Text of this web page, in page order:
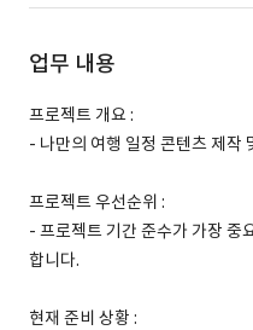
업무 내용
프로젝트 개요 :
- 나만의 여행 일정 콘텐츠 제작
프로젝트 우선순위 :
- 프로젝트 기간 준수가 가장 중
합니다.
현재 준비 상황 :